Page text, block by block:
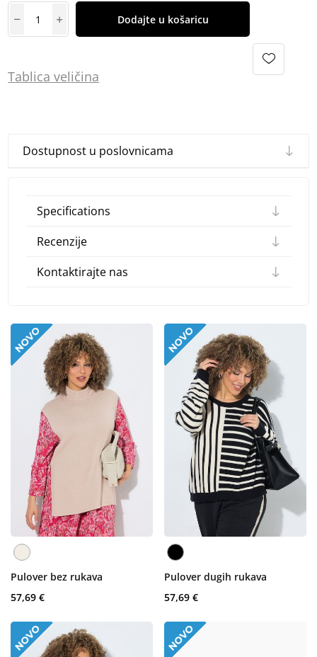
Dodajte u košaricu
Tablica veličina
Dostupnost u poslovnicama
Specifications
Recenzije
Kontaktirajte nas
Pulover bez rukava
57,69 €
Pulover dugih rukava
57,69 €